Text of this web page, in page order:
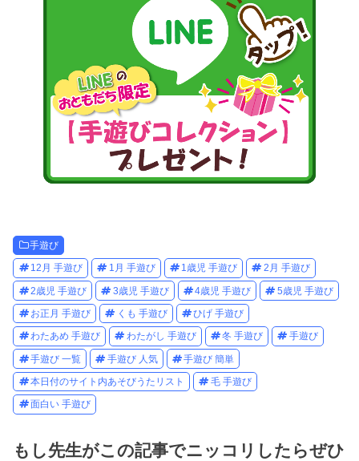
手遊び
12月 手遊び 1月 手遊び 1歳児 手遊び 2月 手遊び
2歳児 手遊び 3歳児 手遊び 4歳児 手遊び 5歳児 手遊び
お正月 手遊び くも 手遊び ひげ 手遊び
わたあめ 手遊び わたがし 手遊び 冬 手遊び 手遊び
手遊び 一覧 手遊び 人気 手遊び 簡単
本日付のサイト内あそびうたリスト 毛 手遊び
面白い 手遊び
もし先生がこの記事でニッコリしたらぜひ